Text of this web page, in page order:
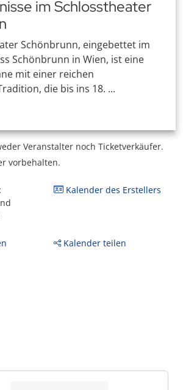
im Schlosstheater
Schönbrunn, eingebettet im
Schönbrunn in Wien, ist eine
mit einer reichen
die bis ins 18. ...
Veranstalter noch Ticketverkäufer.
vorbehalten.
Kalender des Erstellers
Kalender teilen